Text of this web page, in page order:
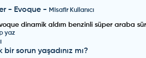
- Evoque - Misafir Kullanıcı
dinamik aldım benzinli süper araba
yaz
sorun yaşadınız mı?